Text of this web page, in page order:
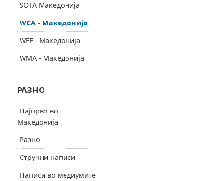
SOTA Македонија
WCA - Македонија
WFF - Македонија
WMA - Македонија
РАЗНО
Најпрво во
Македонија
Разно
Стручни написи
Написи во медиумите